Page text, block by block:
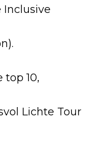
Inclusive
top 10,
Lichte Tour